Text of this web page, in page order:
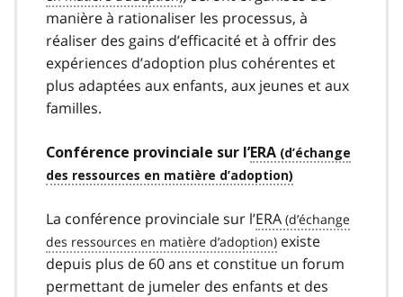
manière à rationaliser les processus, à
réaliser des gains d’efficacité et à offrir des
expériences d’adoption plus cohérentes et
plus adaptées aux enfants, aux jeunes et aux
familles.
Conférence provinciale sur l’ERA
La conférence provinciale sur l’ERA
existe
depuis plus de 60 ans et constitue un forum
permettant de jumeler des enfants et des